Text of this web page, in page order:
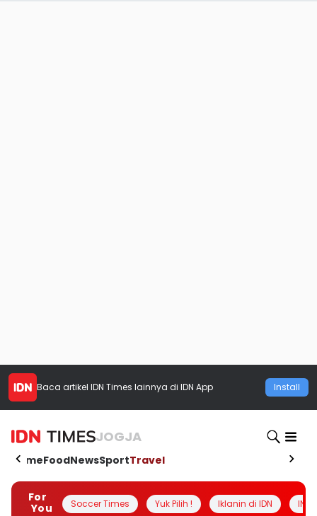
Baca artikel IDN Times lainnya di IDN App Install
JOGJA
HomeFoodNewsSportTravel
For
You
Soccer Times Yuk Pilih ! Iklanin di IDN